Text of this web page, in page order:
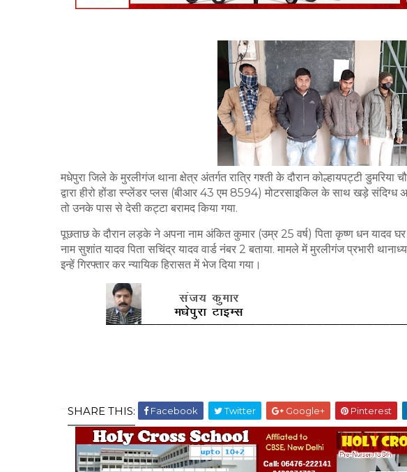
मधेपुरा जिले के मुरलीगंज थाना क्षेत्र अंतर्गत रात्रि गश्ती के दौरान कोल्हायपट्टी डुमरिया
द्वारा हीरो होंडा स्प्लेंडर प्लस (बीआर 43 एम 8594) मोटरसाइकिल के साथ खड़े संदिग्ध
तो उनके पास से देसी कट्टा बरामद किया गया.
पूछताछ के दौरान लड़के ने अपना नाम अंकित कुमार (उम्र 25 वर्ष) पिता कृष्ण धन यादव
नाम सुशांत यादव पिता सचिंद्र यादव वार्ड नंबर 2 बताया. मामले में मुरलीगंज प्रभारी
इन्हें गिरफ्तार कर न्यायिक हिरासत में भेज दिया गया।
SHARE THIS: Facebook Twitter Google+ Pinterest